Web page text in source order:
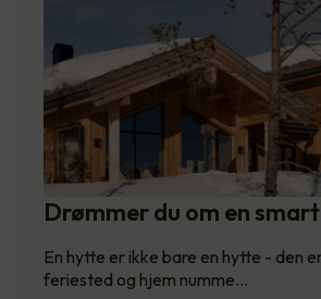
Drømmer du om en
En hytte er ikke bare en hytte - den
feriested og hjem numme…